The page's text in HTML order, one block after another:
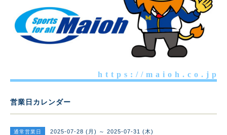
h t t p s : / / m a i o h . c o . j p
営業日カレンダー
通常営業日 2025-07-28 (月) ～ 2025-07-31 (木)